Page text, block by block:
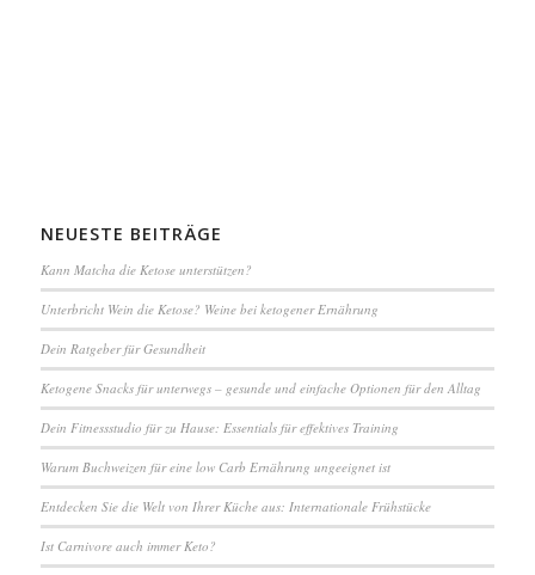
NEUESTE BEITRÄGE
Kann Matcha die Ketose unterstützen?
Unterbricht Wein die Ketose? Weine bei ketogener Ernährung
Dein Ratgeber für Gesundheit
Ketogene Snacks für unterwegs – gesunde und einfache Optionen für den Alltag
Dein Fitnessstudio für zu Hause: Essentials für effektives Training
Warum Buchweizen für eine low Carb Ernährung ungeeignet ist
Entdecken Sie die Welt von Ihrer Küche aus: Internationale Frühstücke
Ist Carnivore auch immer Keto?